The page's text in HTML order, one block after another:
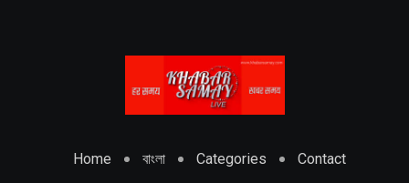
Home বাংলা Categories Contact